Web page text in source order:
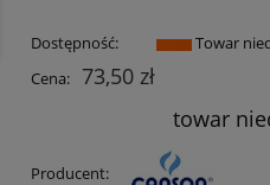
Dostępność:
Towar
Cena:
73,50 zł
towar
Producent: